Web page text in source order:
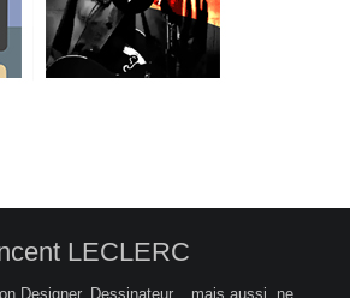
LECLERC
Designer, Dessinateur... mais aussi, ne